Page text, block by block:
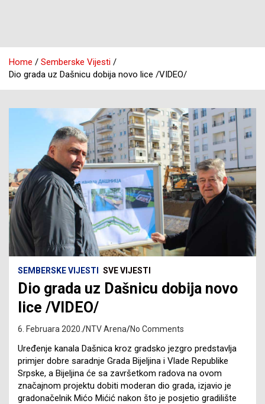
Home
Semberske Vijesti
Dio grada uz Dašnicu dobija novo lice /VIDEO/
SEMBERSKE VIJESTI SVE VIJESTI
Dio grada uz Dašnicu dobija novo
lice /VIDEO/
6. Februara 2020. NTV Arena No Comments
Uređenje kanala Dašnica kroz gradsko jezgro predstavlja
primjer dobre saradnje Grada Bijeljina i Vlade Republike
Srpske, a Bijeljina će sa završetkom radova na ovom
značajnom projektu dobiti moderan dio grada, izjavio je
gradonačelnik Mićo Mićić nakon što je posjetio gradilište